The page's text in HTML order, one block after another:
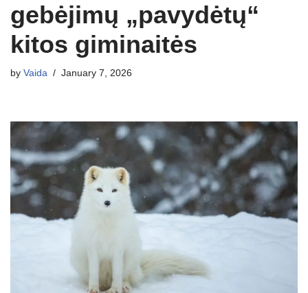
gebėjimų „pavydėtų“
kitos giminaitės
by Vaida January 7, 2026